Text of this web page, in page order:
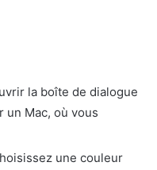
la boîte de dialogue
un Mac, où vous
une couleur